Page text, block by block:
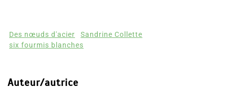
Des nœuds d'acier
Sandrine Collette
six fourmis blanches
Auteur/autrice